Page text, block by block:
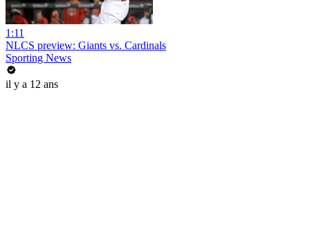
1:11
NLCS preview: Giants vs. Cardinals
Sporting News
il y a 12 ans